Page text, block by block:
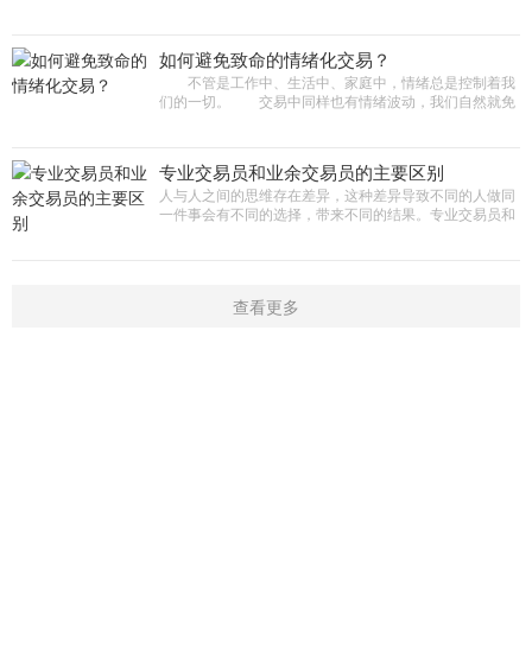
如何避免致命的情绪化交易？
不管是工作中、生活中、家庭中，情绪总是控制着我
们的一切。 交易中同样也有情绪波动，我们自然就免
专业交易员和业余交易员的主要区别
人与人之间的思维存在差异，这种差异导致不同的人做同
一件事会有不同的选择，带来不同的结果。专业交易员和
查看更多